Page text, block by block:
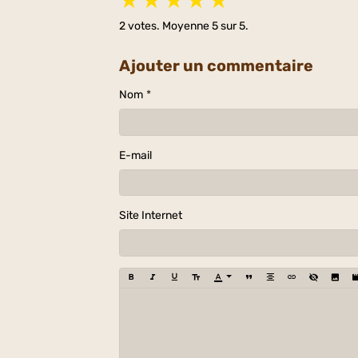
2votes. Moyenne5sur 5.
Ajouter un commentaire
Nom
E-mail
Site Internet